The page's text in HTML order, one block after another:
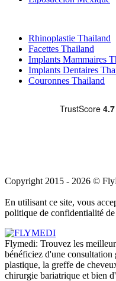
Rhinoplastie Thailand
Facettes Thailand
Implants Mammaires
Implants Dentaires
Couronnes Thailand
Copyright 2015 - 2026 ©
En utilisant ce site, vous
politique de confidentialité
Flymedi: Trouvez les
bénéficiez d'une
plastique, la greffe de
chirurgie bariatrique et bien